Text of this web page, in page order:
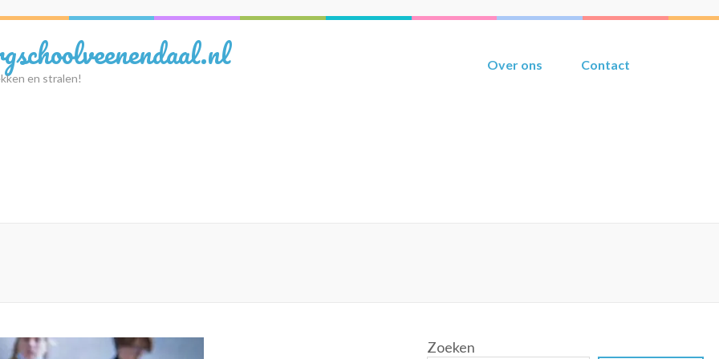
en stralen!
Over ons Contact
Zoeken